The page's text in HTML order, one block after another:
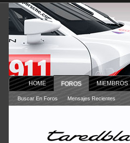
HOME FOROS
Buscar En Foros Mensajes Recientes
MIEMBROS